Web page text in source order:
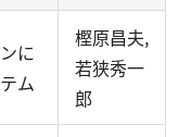
に
ム
樫原昌夫,
若狭秀一
郎